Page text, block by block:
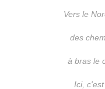
Vers le
des
à bras le
Ici,